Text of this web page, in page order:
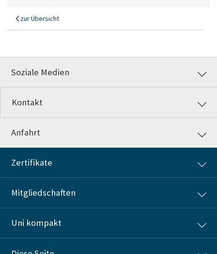
zur Übersicht
Soziale Medien
Kontakt
Anfahrt
Zertifikate
Mitgliedschaften
Uni kompakt